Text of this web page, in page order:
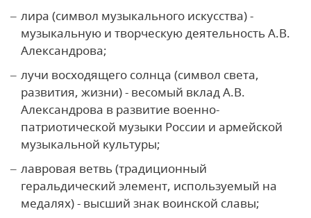
лира (символ музыкального искусства) -
музыкальную и творческую деятельность А.В.
Александрова;
лучи восходящего солнца (символ света,
развития, жизни) - весомый вклад А.В.
Александрова в развитие военно-
патриотической музыки России и армейской
музыкальной культуры;
лавровая ветвь (традиционный
геральдический элемент, используемый на
медалях) - высший знак воинской славы;